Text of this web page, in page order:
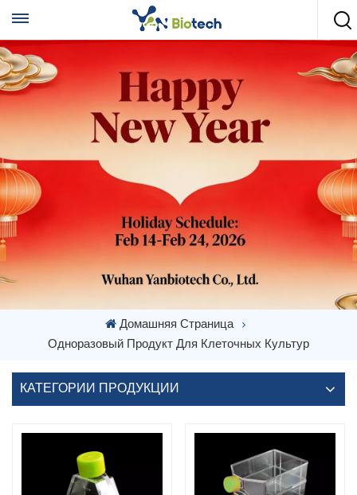
Домашняя Страница
Одноразовый Продукт Для Клеточных Культур
КАТЕГОРИИ ПРОДУКЦИИ